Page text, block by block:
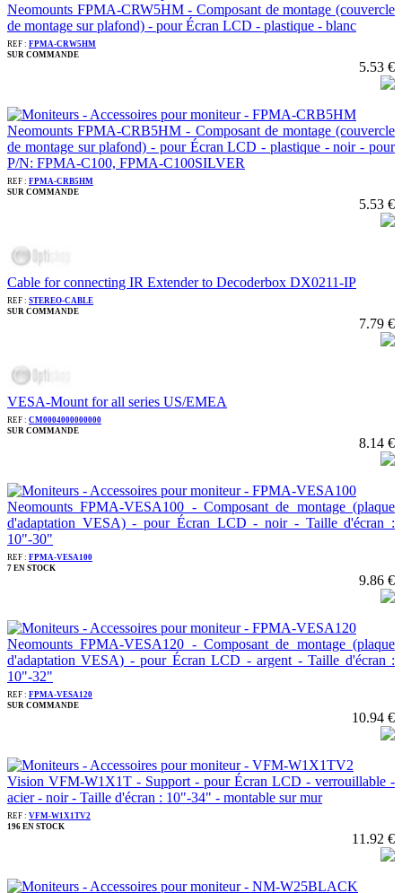
Neomounts FPMA-CRW5HM - Composant de montage (couvercle
de montage sur plafond) - pour Écran LCD - plastique - blanc
REF : FPMA-CRW5HM
SUR COMMANDE
5.53 €
Neomounts FPMA-CRB5HM - Composant de montage (couvercle
de montage sur plafond) - pour Écran LCD - plastique - noir - pour
P/N: FPMA-C100, FPMA-C100SILVER
REF : FPMA-CRB5HM
SUR COMMANDE
5.53 €
Cable for connecting IR Extender to Decoderbox DX0211-IP
REF : STEREO-CABLE
SUR COMMANDE
7.79 €
VESA-Mount for all series US/EMEA
REF : CM0004000000000
SUR COMMANDE
8.14 €
Neomounts FPMA-VESA100 - Composant de montage (plaque
d'adaptation VESA) - pour Écran LCD - noir - Taille d'écran :
10"-30"
REF : FPMA-VESA100
7 EN STOCK
9.86 €
Neomounts FPMA-VESA120 - Composant de montage (plaque
d'adaptation VESA) - pour Écran LCD - argent - Taille d'écran :
10"-32"
REF : FPMA-VESA120
SUR COMMANDE
10.94 €
Vision VFM-W1X1T - Support - pour Écran LCD - verrouillable -
acier - noir - Taille d'écran : 10"-34" - montable sur mur
REF : VFM-W1X1TV2
196 EN STOCK
11.92 €